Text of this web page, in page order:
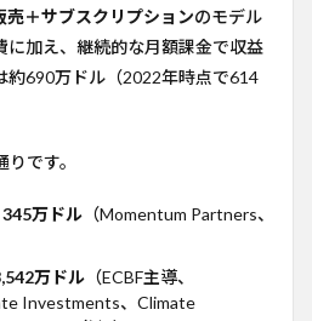
売＋サブスクリプションのモデル
に加え、継続的な月額課金で収益
約690万ドル（2022年時点で614
です。
345万ドル （Momentum Partners、
万ドル （ECBF主導、
Investments、Climate